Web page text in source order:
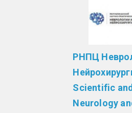
РНПЦ
Scientific
Neurology